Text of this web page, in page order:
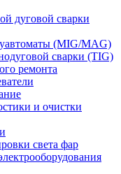
дуговой сварки
(MIG/MAG)
сварки (TIG)
ремонта
и очистки
света фар